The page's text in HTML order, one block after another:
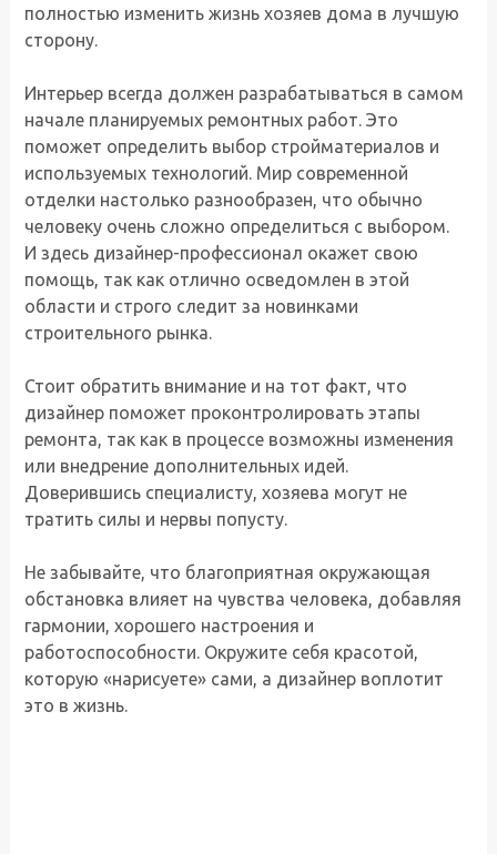
полностью изменить жизнь хозяев дома в лучшую
сторону.
Интерьер всегда должен разрабатываться в самом
начале планируемых ремонтных работ. Это
поможет определить выбор стройматериалов и
используемых технологий. Мир современной
отделки настолько разнообразен, что обычно
человеку очень сложно определиться с выбором.
И здесь дизайнер-профессионал окажет свою
помощь, так как отлично осведомлен в этой
области и строго следит за новинками
строительного рынка.
Стоит обратить внимание и на тот факт, что
дизайнер поможет проконтролировать этапы
ремонта, так как в процессе возможны изменения
или внедрение дополнительных идей.
Доверившись специалисту, хозяева могут не
тратить силы и нервы попусту.
Не забывайте, что благоприятная окружающая
обстановка влияет на чувства человека, добавляя
гармонии, хорошего настроения и
работоспособности. Окружите себя красотой,
которую «нарисуете» сами, а дизайнер воплотит
это в жизнь.